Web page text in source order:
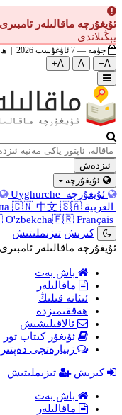
ئۇيغۇرچە ماقالىلەر
يېڭىلاندى
جۈمە — 7 ئاۋغۇست 2026 | ھ 22 سەفەر 1448
A−
A
A+
ئىزدەش
ئۇيغۇرچە
ئۇيغۇرچە Uyghurche
🇸🇦 العربية 🇨🇳 中文
🇫🇷 Français
O'zbekcha
كىرىش تىزىملىتىش
ئۇيغۇرچە ماقالىلەر ئامبىرى
باش بەت
ماقالىلەر
ئىئانە قىلىڭ
ھەققىمىزدە
ئالاقىلىشىش
ئۇيغۇر كىتاب تور
زىيارەتچى
كىرىش تىزىملىتىش
باش بەت
ماقالىلەر